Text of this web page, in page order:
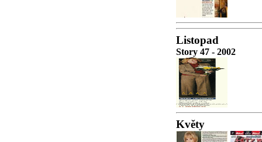
Listopad
Story 47 - 2002
Květy